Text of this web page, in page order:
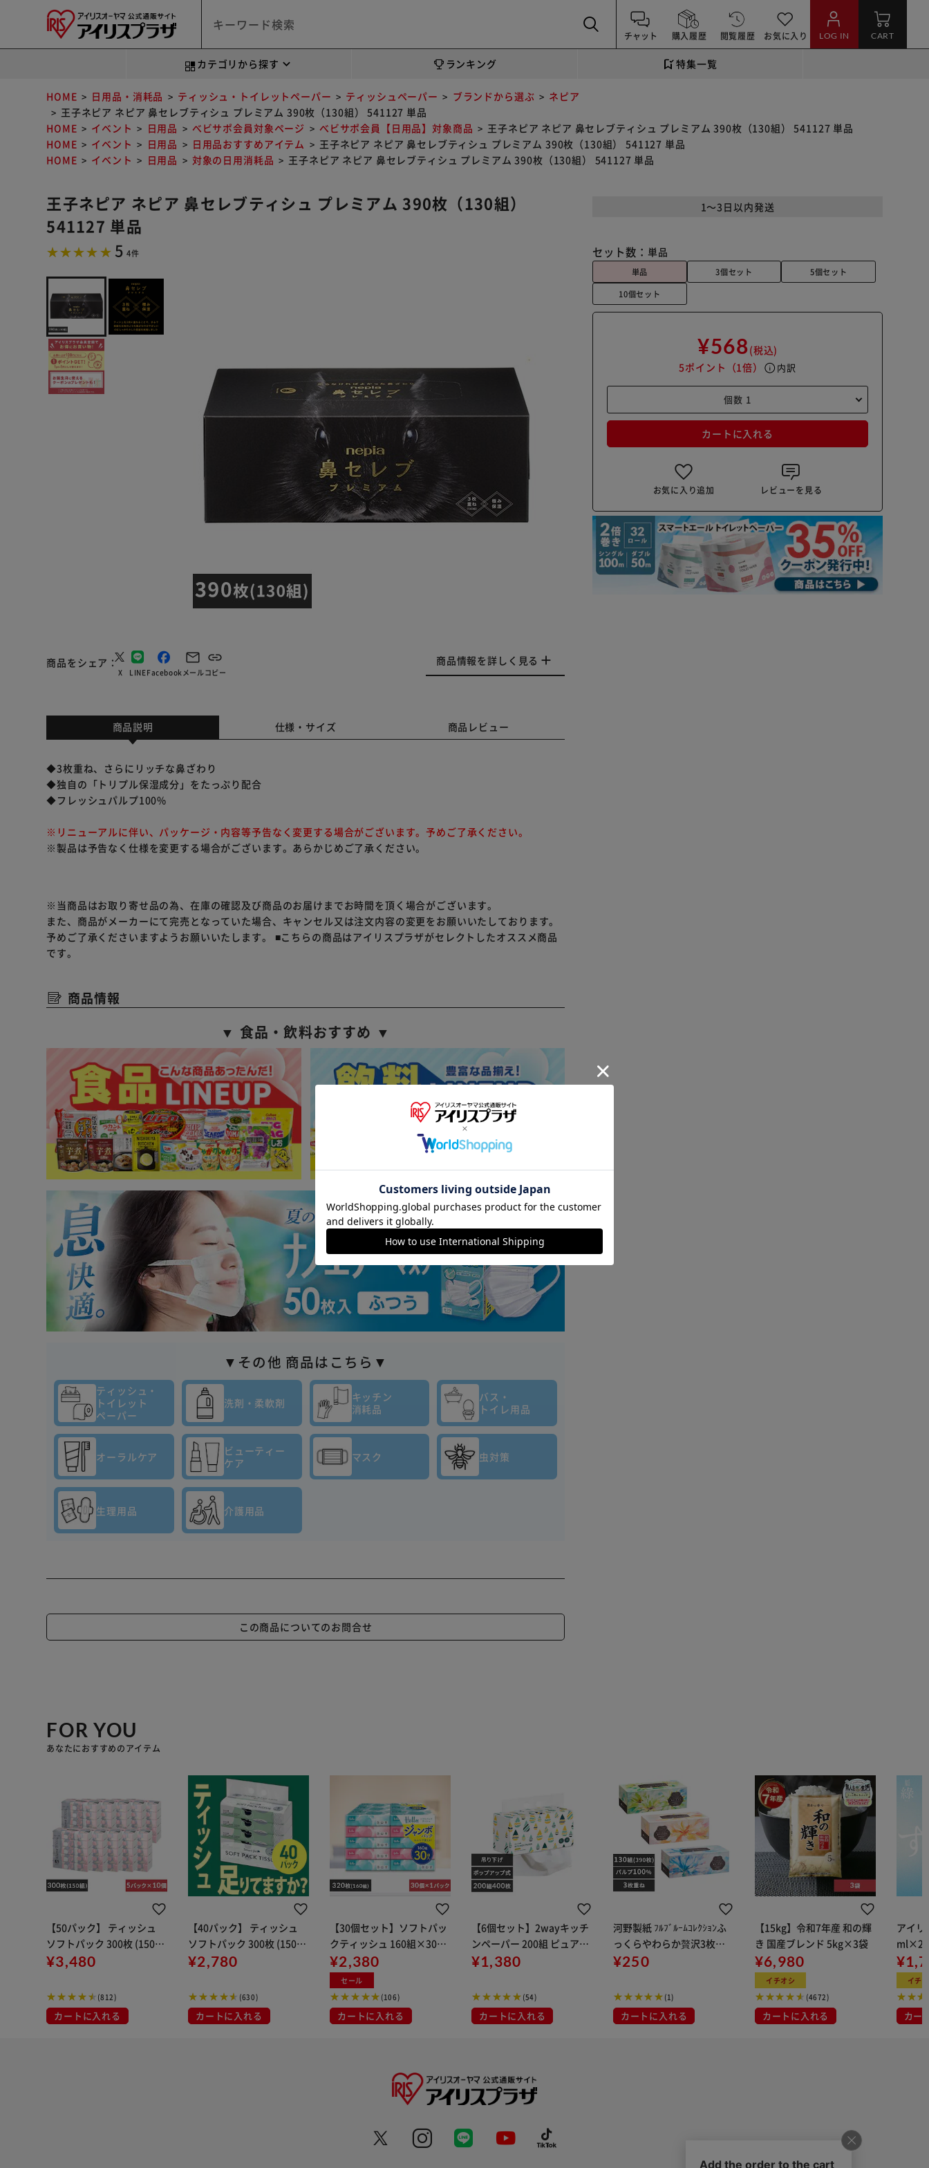
チャット 購入履歴 閲覧履歴 お気に入り LOG IN CART
カテゴリから探す ランキング 特集一覧
HOME 日用品・消耗品 ティッシュ・トイレットペーパー ティッシュペーパー ブランドから選ぶ
ネピア
王子ネピア ネピア 鼻セレブティシュ プレミアム 390枚（130組） 541127 単品
HOME
イベント 日用品 べビサポ会員対象ページ べビサポ会員【日用品】対象商品
王子ネピア ネピア 鼻セレブティシュ プレミアム 390枚（130組） 541127 単品
HOME
イベント 日用品 日用品おすすめアイテム
王子ネピア ネピア 鼻セレブティシュ プレミアム 390枚（130組） 541127 単品
HOME
イベント 日用品 対象の日用消耗品 王子ネピア ネピア 鼻セレブティシュ プレミアム 390枚（130組） 541127 単品
王子ネピア ネピア 鼻セレブティシュ プレミアム 390枚（130組）
541127 単品
5 4件
商品をシェア
X LINEFacebookメールコピー
商品情報を詳しく見る
1～3日以内発送
セット数： 単品
単品 3個セット
5個セット
10個セット
¥568(税込)
5ポイント （1倍） info 内訳
カートに入れる
お気に入り追加 レビューを見る
商品説明 仕様・サイズ 商品レビュー
◆3枚重ね、さらにリッチな鼻ざわり
◆独自の「トリプル保湿成分」をたっぷり配合
◆フレッシュパルプ100%
※リニューアルに伴い、パッケージ・内容等予告なく変更する場合がございます。予めご了承ください。
※製品は予告なく仕様を変更する場合がございます。あらかじめご了承ください。
※当商品はお取り寄せ品の為、在庫の確認及び商品のお届けまでお時間を頂く場合がございます。
また、商品がメーカーにて完売となっていた場合、キャンセル又は注文内容の変更をお願いいたしております。
予めご了承くださいますようお願いいたします。 ■こちらの商品はアイリスプラザがセレクトしたオススメ商品
です。
商品情報
▼ 食品・飲料おすすめ ▼
▼その他 商品はこちら▼
ティッシュ・
トイレット
ペーパー
洗剤・柔軟剤
キッチン
消耗品
バス・
トイレ用品
オーラルケア
ビューティー
ケア
マスク 虫対策
生理用品 介護用品
この商品についてのお問合せ
FOR YOU
あなたにおすすめのアイテム
【50パック】 ティッシュ
ソフトパック 300枚 (150
組) 5パック×10
¥3,480
(812)
カートに入れる
【40パック】 ティッシュ
ソフトパック 300枚 (150
組) 5パック×8個
¥2,780
(630)
カートに入れる
【30個セット】ソフトパッ
クティッシュ 160組×30個
ティッシュ ハロー ユニバー
サル・ペーパー 5221
¥2,380
セール
(106)
カートに入れる
【6個セット】2wayキッチ
ンペーパー 200組 ピュアパ
ルプ100%
¥1,380
(54)
カートに入れる
河野製紙 ﾌﾙﾌﾞﾙｰﾑｺﾚｸｼｮﾝふ
っくらやわらか贅沢3枚重
ね130組 632791
¥250
(1)
カートに入れる
【15kg】令和7年産 和の輝
き 国産ブレンド 5kg×3袋
¥6,980
イチオシ
(4672)
カートに入れる
アイリ
ml×24
用
イチ
カー
※ご確認ください